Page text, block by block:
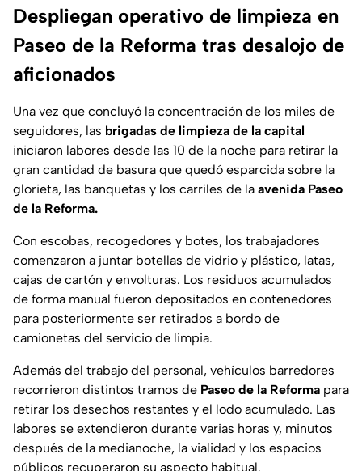
Despliegan operativo de limpieza en
Paseo de la Reforma tras desalojo de
aficionados
Una vez que concluyó la concentración de los miles de
seguidores, las brigadas de limpieza de la capital
iniciaron labores desde las 10 de la noche para retirar la
gran cantidad de basura que quedó esparcida sobre la
glorieta, las banquetas y los carriles de la avenida Paseo
de la Reforma.
Con escobas, recogedores y botes, los trabajadores
comenzaron a juntar botellas de vidrio y plástico, latas,
cajas de cartón y envolturas. Los residuos acumulados
de forma manual fueron depositados en contenedores
para posteriormente ser retirados a bordo de
camionetas del servicio de limpia.
Además del trabajo del personal, vehículos barredores
recorrieron distintos tramos de Paseo de la Reforma para
retirar los desechos restantes y el lodo acumulado. Las
labores se extendieron durante varias horas y, minutos
después de la medianoche, la vialidad y los espacios
públicos recuperaron su aspecto habitual.